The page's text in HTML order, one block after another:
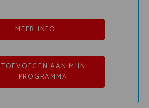
MEER INFO
TOEVOEGEN AAN MIJN
PROGRAMMA